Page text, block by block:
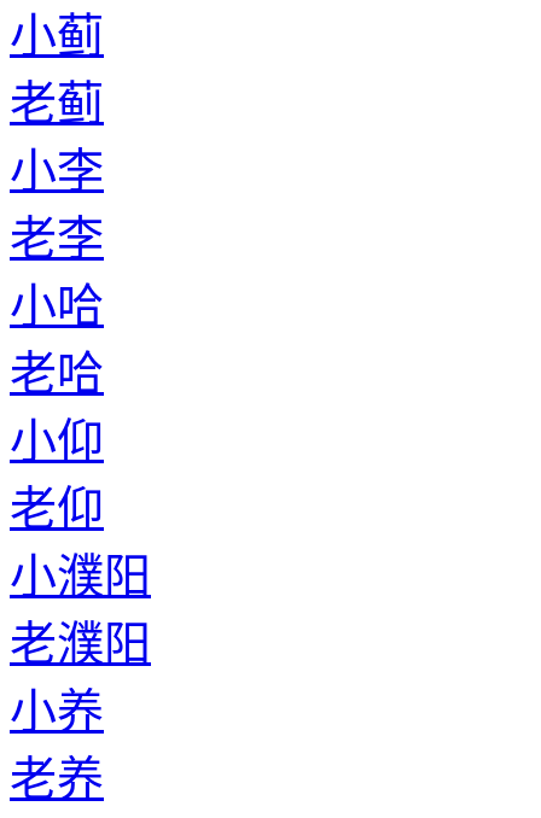
小蓟
老蓟
小李
老李
小哈
老哈
小仰
老仰
小濮阳
老濮阳
小养
老养